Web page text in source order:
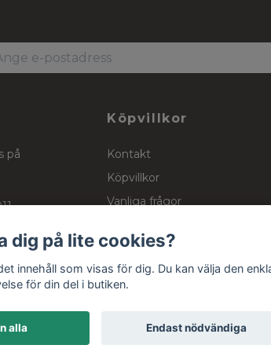
på
Köpvillkor
Kontakt
Köpvillkor
Vanliga frågor
dig på lite cookies?
innehåll som visas för dig. Du kan välja den
för din del i butiken.
alla Endast nödvändiga